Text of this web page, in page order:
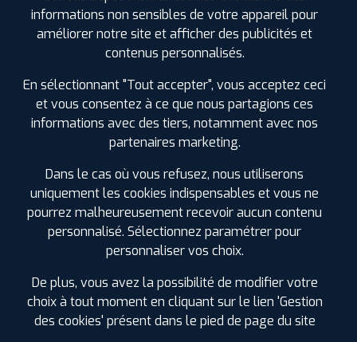
AVIS CLIENTS ÉTIQUETAGE
Étiquetage
informations non sensibles de votre appareil pour
améliorer notre site et afficher des publicités et
contenus personnalisés.
En sélectionnant "Tout accepter", vous acceptez ceci
et vous consentez à ce que nous partagions ces
informations avec des tiers, notamment avec nos
partenaires marketing.
Dans le cas où vous refusez, nous utiliserons
uniquement les cookies indispensables et vous ne
pourrez malheureusement recevoir aucun contenu
personnalisé. Sélectionnez paramétrer pour
personnaliser vos choix.
De plus, vous avez la possibilité de modifier votre
choix à tout moment en cliquant sur le lien 'Gestion
des cookies' présent dans le pied de page du site